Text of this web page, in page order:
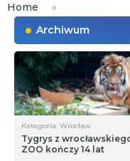
Home
»
Archiwum
Kategoria: Wrocław
Tygrys z
ZOO kończy 14 lat